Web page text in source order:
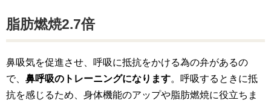
脂肪燃焼2.7倍
鼻吸気を促進させ、呼吸に抵抗をかける為の弁があるの
で、 鼻呼吸のトレーニングになります。呼吸するときに抵
抗を感じるため、身体機能のアップや脂肪燃焼に役立ちま